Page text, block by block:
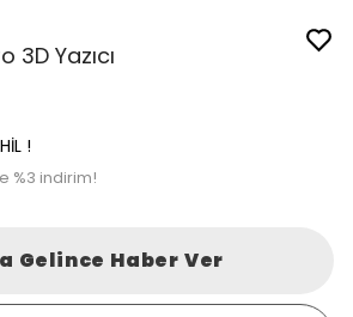
Yazıcı
!
%3 indirim!
Gelince Haber Ver